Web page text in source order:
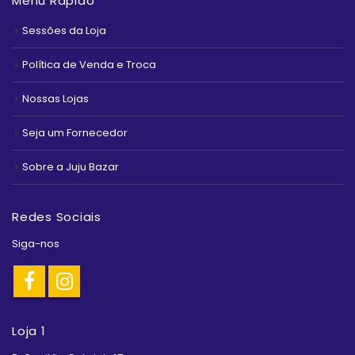
Sessões da Loja
Política de Venda e Troca
Nossas Lojas
Seja um Fornecedor
Sobre a Juju Bazar
Redes Sociais
Siga-nos
Loja 1